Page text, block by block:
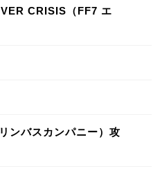
CRISIS（FF7 エ
ンバスカンパニー）攻